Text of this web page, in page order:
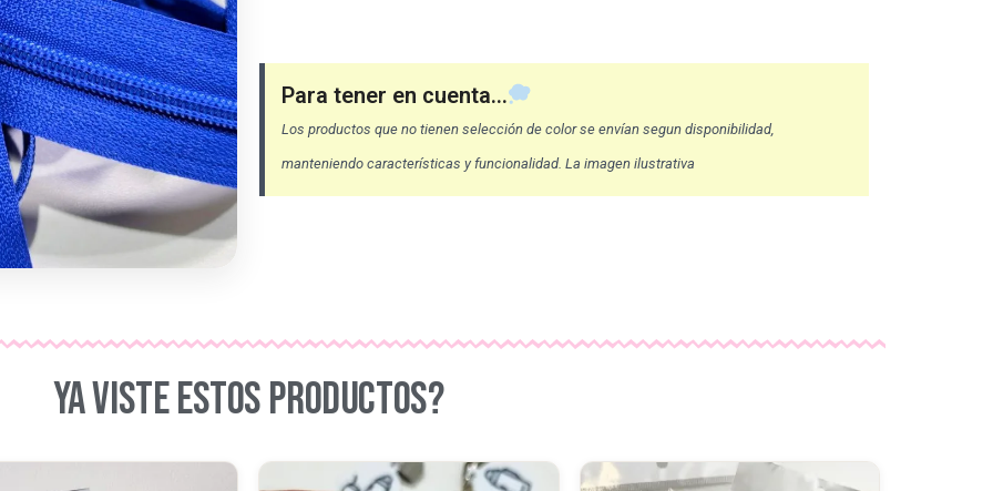
Para tener en cuenta...
Los productos que no tienen selección de color se envían segun disponibilidad,
manteniendo características y funcionalidad. La imagen ilustrativa
YA VISTE ESTOS PRODUCTOS?